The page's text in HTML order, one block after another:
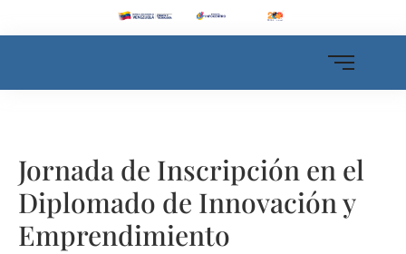
Jornada de Inscripción en el
Diplomado de Innovación y
Emprendimiento